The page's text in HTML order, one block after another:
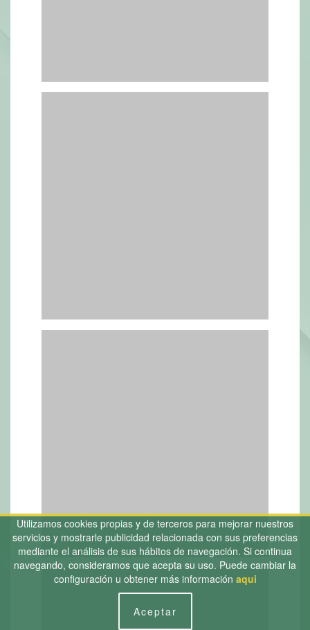
Utilizamos cookies propias y de terceros para mejorar nuestros
servicios y mostrarle publicidad relacionada con sus preferencias
mediante el análisis de sus hábitos de navegación. Si continua
navegando, consideramos que acepta su uso. Puede cambiar la
configuración u obtener más información aqui
Aceptar